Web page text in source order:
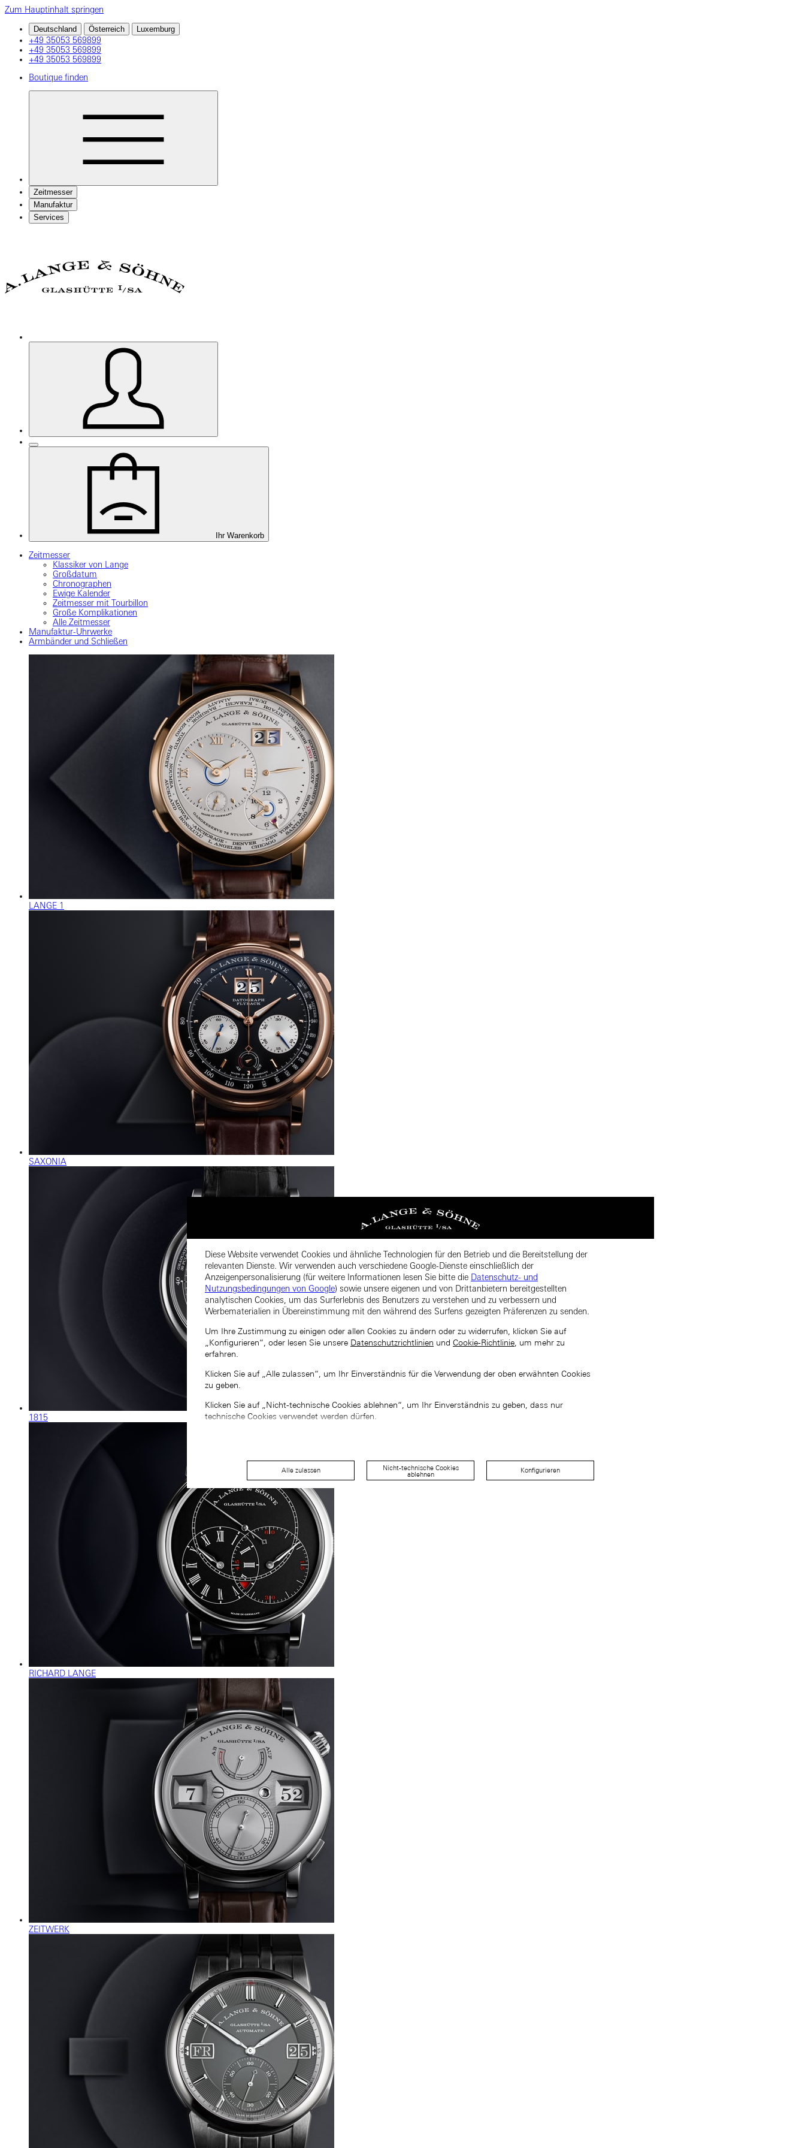
Zum Hauptinhalt springen
Deutschland Österreich Luxemburg
+49 35053 569899
+49 35053 569899
+49 35053 569899
Boutique finden
Zeitmesser
Manufaktur
Services
Ihr Warenkorb
Zeitmesser
Klassiker von Lange
Großdatum
Chronographen
Ewige Kalender
Zeitmesser mit Tourbillon
Große Komplikationen
Alle Zeitmesser
Manufaktur-Uhrwerke
Armbänder und Schließen
LANGE 1
SAXONIA
1815
RICHARD LANGE
ZEITWERK
Diese Website verwendet Cookies und ähnliche Technologien für den Betrieb und die Bereitstellung der
relevanten Dienste. Wir verwenden auch verschiedene Google-Dienste einschließlich der
Anzeigenpersonalisierung (für weitere Informationen lesen Sie bitte die Datenschutz- und
Nutzungsbedingungen von Google) sowie unsere eigenen und von Drittanbietern bereitgestellten
analytischen Cookies, um das Surferlebnis des Benutzers zu verstehen und zu verbessern und
Werbematerialien in Übereinstimmung mit den während des Surfens gezeigten Präferenzen zu senden.
Um Ihre Zustimmung zu einigen oder allen Cookies zu ändern oder zu widerrufen, klicken Sie auf
„Konfigurieren“, oder lesen Sie unsere Datenschutzrichtlinien und Cookie-Richtlinie, um mehr zu
erfahren.
Klicken Sie auf „Alle zulassen“, um Ihr Einverständnis für die Verwendung der oben erwähnten Cookies
zu geben.
Klicken Sie auf „Nicht-technische Cookies ablehnen“, um Ihr Einverständnis zu geben, dass nur
technische Cookies verwendet werden dürfen.
Alle zulassen
Nicht-technische Cookies
ablehnen
Konfigurieren